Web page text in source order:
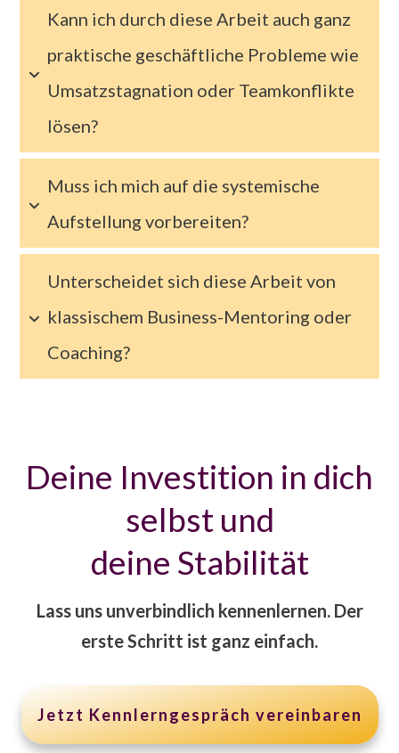
Kann ich durch diese Arbeit auch ganz
praktische geschäftliche Probleme wie
Umsatzstagnation oder Teamkonflikte
lösen?
Muss ich mich auf die systemische
Aufstellung vorbereiten?
Unterscheidet sich diese Arbeit von
klassischem Business-Mentoring oder
Coaching?
Deine Investition in dich
selbst und
deine Stabilität
Lass uns unverbindlich kennenlernen. Der
erste Schritt ist ganz einfach.
Jetzt Kennlerngespräch vereinbaren